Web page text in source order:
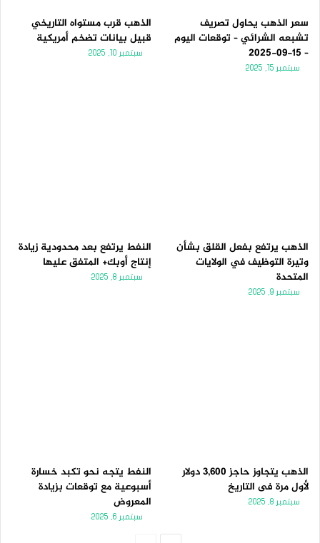
سعر الذهب يحاول تصريف
تشبعه الشرائي – توقعات اليوم
– 15-09-2025
سبتمبر 15, 2025
الذهب قرب مستواه التاريخي
قبيل بيانات تضخم أمريكية
سبتمبر 10, 2025
الذهب يرتفع بفعل القلق بشأن
وتيرة التوظيف في الولايات
المتحدة
سبتمبر 9, 2025
النفط يرتفع بعد محدودية زيادة
إنتاج أوبك+ المتفق عليها
سبتمبر 8, 2025
الذهب يتجاوز حاجز 3,600 دولار
لأول مرة فى التاريخ
سبتمبر 8, 2025
النفط يتجه نحو تكبد خسارة
أسبوعية مع توقعات بزيادة
المعروض
سبتمبر 6, 2025